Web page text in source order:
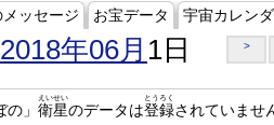
ッセージ お宝データ 宇宙カレン
2018年06月 1日 >
」 衛星
えいせい
のデータは登録
とうろく
されていませ